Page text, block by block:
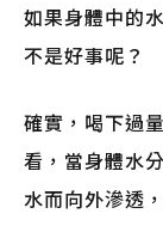
如果身體中的
不是好事呢？
確實，喝下過
看，當身體水
水而向外滲透